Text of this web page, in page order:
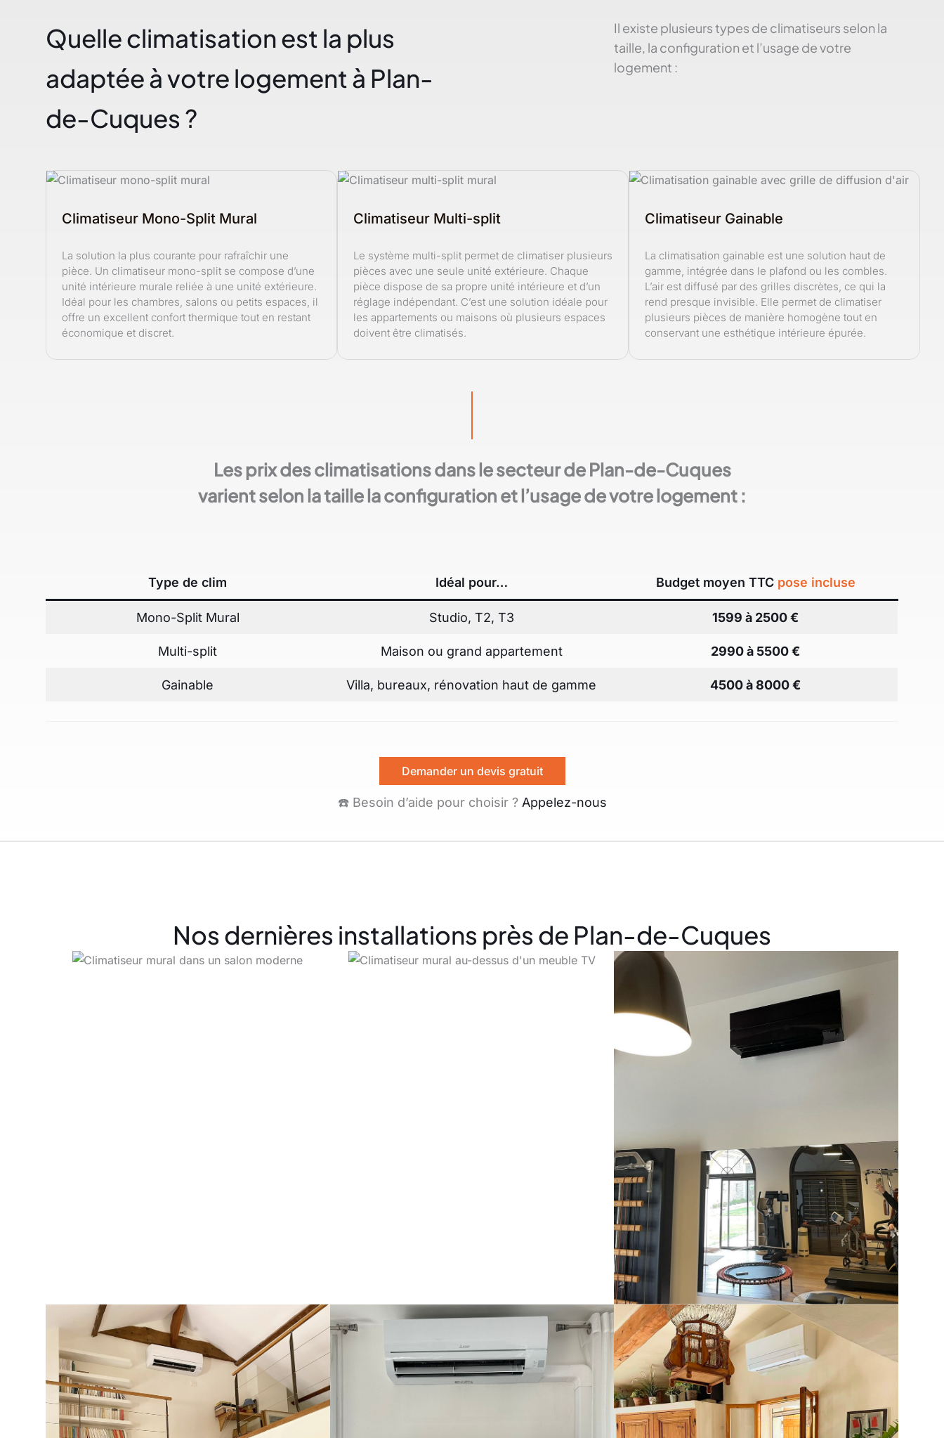
Quelle climatisation est la plus
adaptée à votre logement à Plan-
de-Cuques ?
Il existe plusieurs types de climatiseurs selon la
taille, la configuration et l’usage de votre
logement :
Climatiseur Mono-Split Mural
La solution la plus courante pour rafraîchir une
pièce. Un climatiseur mono-split se compose d’une
unité intérieure murale reliée à une unité extérieure.
Idéal pour les chambres, salons ou petits espaces, il
offre un excellent confort thermique tout en restant
économique et discret.
Climatiseur Multi-split
Le système multi-split permet de climatiser plusieurs
pièces avec une seule unité extérieure. Chaque
pièce dispose de sa propre unité intérieure et d’un
réglage indépendant. C’est une solution idéale pour
les appartements ou maisons où plusieurs espaces
doivent être climatisés.
Climatiseur Gainable
La climatisation gainable est une solution haut de
gamme, intégrée dans le plafond ou les combles.
L’air est diffusé par des grilles discrètes, ce qui la
rend presque invisible. Elle permet de climatiser
plusieurs pièces de manière homogène tout en
conservant une esthétique intérieure épurée.
Les prix des climatisations dans le secteur de Plan-de-Cuques
varient selon la taille la configuration et l’usage de votre logement :
Type de clim Idéal pour… Budget moyen TTC pose incluse
Mono-Split Mural Studio, T2, T3 1599 à 2500 €
Multi-split Maison ou grand appartement 2990 à 5500 €
Gainable Villa, bureaux, rénovation haut de gamme 4500 à 8000 €
Demander un devis gratuit
☎️ Besoin d’aide pour choisir ? Appelez-nous
Nos dernières installations près de Plan-de-Cuques